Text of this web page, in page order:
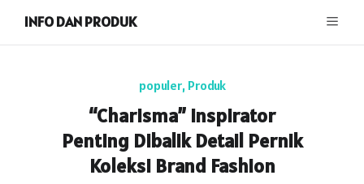
INFO DAN PRODUK
populer, Produk
“Charisma” Inspirator
Penting Dibalik Detail Pernik
Koleksi Brand Fashion